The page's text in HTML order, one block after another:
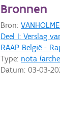
Bronnen
Bron:
Deel I: Verslag
RAAP België -
Type: nota
Datum:03-03-